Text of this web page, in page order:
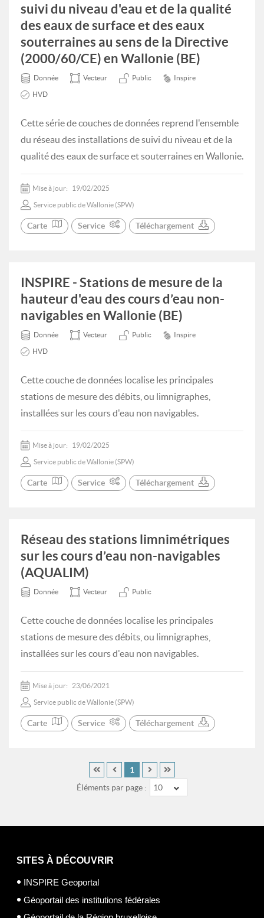
suivi du niveau d'eau et de la qualité
des eaux de surface et des eaux
souterraines au sens de la Directive
(2000/60/CE) en Wallonie (BE)
Donnée Vecteur Public Inspire
HVD
Cette série de couches de données reprend l'ensemble
du réseau des installations de suivi du niveau et de la
qualité des eaux de surface et souterraines en Wallonie.
Mise à jour: 19/02/2025
Service public de Wallonie (SPW)
Carte Service Téléchargement
INSPIRE - Stations de mesure de la
hauteur d'eau des cours d’eau non-
navigables en Wallonie (BE)
Donnée Vecteur Public Inspire
HVD
Cette couche de données localise les principales
stations de mesure des débits, ou limnigraphes,
installées sur les cours d'eau non navigables.
Mise à jour: 19/02/2025
Service public de Wallonie (SPW)
Carte Service Téléchargement
Réseau des stations limnimétriques
sur les cours d’eau non-navigables
(AQUALIM)
Donnée Vecteur Public
Cette couche de données localise les principales
stations de mesure des débits, ou limnigraphes,
installées sur les cours d'eau non navigables.
Mise à jour: 23/06/2021
Service public de Wallonie (SPW)
Carte Service Téléchargement
Éléments par page : 10
1
SITES À DÉCOUVRIR
INSPIRE Geoportal
Géoportail des institutions fédérales